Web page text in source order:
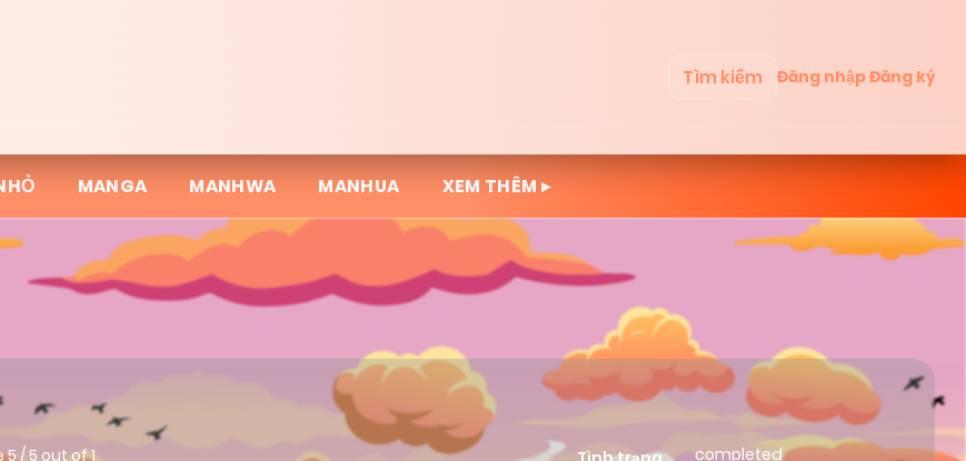
Tìm kiếm Đăng nhậpĐăng ký
MANGA MANHWA MANHUA XEM THÊM ▸
5/5 out of1
completed